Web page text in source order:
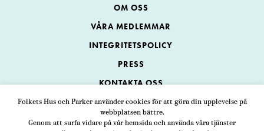
Folkets Hus och Parker använder cookies för att göra din upplevelse på
webbplatsen bättre.
Genom att surfa vidare på vår hemsida och använda våra tjänster
OM OSS
VÅRA MEDLEMMAR
INTEGRITETSPOLICY
PRESS
KONTAKTA OSS
Folkets Hus och Parker